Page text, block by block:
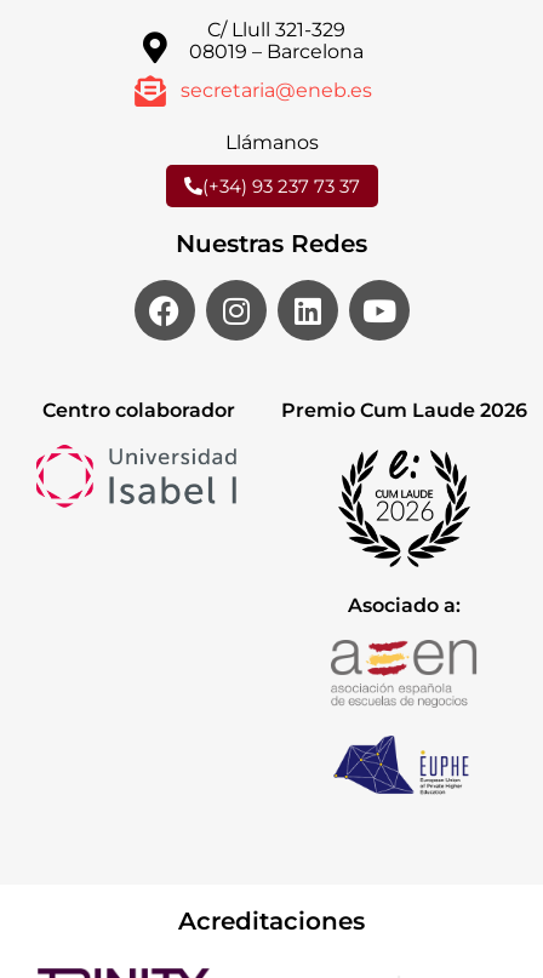
C/ Llull 321-329
08019 – Barcelona
secretaria@eneb.es
Llámanos
(+34) 93 237 73 37
Nuestras Redes
Centro colaborador Premio Cum Laude 2026
Asociado a:
Acreditaciones